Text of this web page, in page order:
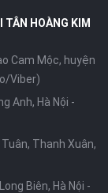
TÂN HOÀNG KIM
Cam Mộc, huyện
Viber)
Anh, Hà Nội -
Thanh Xuân,
Biên, Hà Nội -